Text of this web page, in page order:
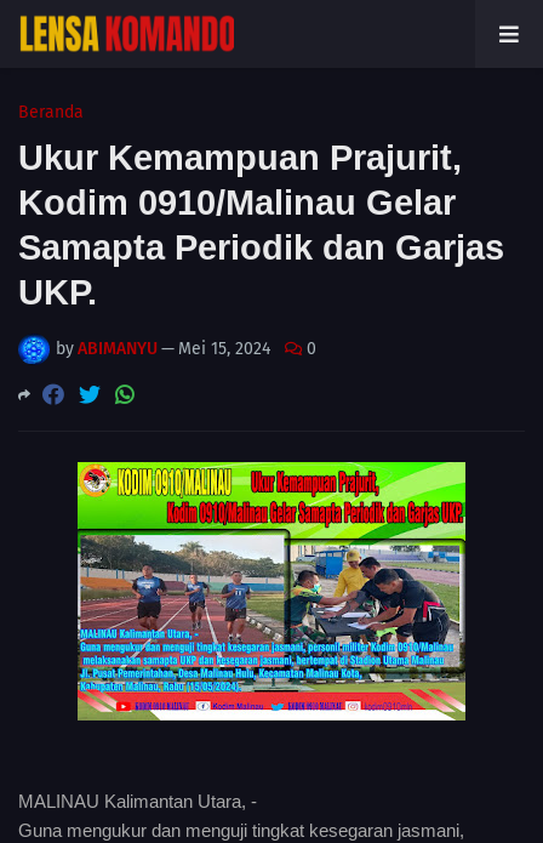
Beranda
Ukur Kemampuan Prajurit,
Kodim 0910/Malinau Gelar
Samapta Periodik dan Garjas
UKP.
byABIMANYU— Mei 15, 2024 0
MALINAU Kalimantan Utara, -
Guna mengukur dan menguji tingkat kesegaran jasmani,